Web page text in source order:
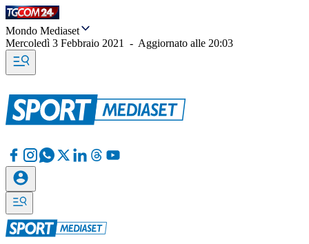
Mondo Mediaset
Mercoledì 3 Febbraio 2021
- Aggiornato alle 20:03